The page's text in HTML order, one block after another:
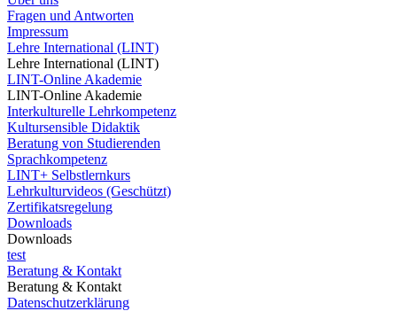
Fragen und Antworten
Impressum
Lehre International (LINT)
Lehre International (LINT)
LINT-Online Akademie
LINT-Online Akademie
Interkulturelle Lehrkompetenz
Kultursensible Didaktik
Beratung von Studierenden
Sprachkompetenz
LINT+ Selbstlernkurs
Lehrkulturvideos (Geschützt)
Zertifikatsregelung
Downloads
Downloads
test
Beratung & Kontakt
Beratung & Kontakt
Datenschutzerklärung